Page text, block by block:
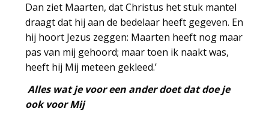
Dan ziet Maarten, dat Christus het stuk mantel
draagt dat hij aan de bedelaar heeft gegeven. En
hij hoort Jezus zeggen: Maarten heeft nog maar
pas van mij gehoord; maar toen ik naakt was,
heeft hij Mij meteen gekleed.’
Alles wat je voor een ander doet dat doe je
ook voor Mij